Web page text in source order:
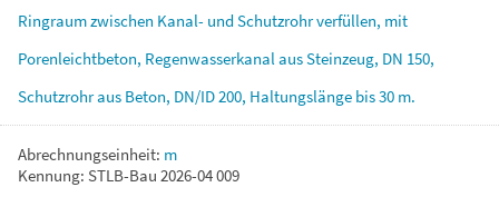
Ringraumzwischen Kanal- undSchutzrohrverfüllen, mit
Porenleichtbeton, RegenwasserkanalausSteinzeug, DN 150,
Schutzrohraus Beton, DN/ID200, Haltungslänge bis30 m.
Abrechnungseinheit: m
Kennung: STLB-Bau 2026-04 009